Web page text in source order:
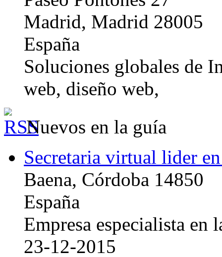
Madrid, Madrid 28005
España
Soluciones globales de
web, diseño web,
Nuevos en la guía
Secretaria virtual lider
Baena, Córdoba 14850
España
Empresa especialista en
23-12-2015